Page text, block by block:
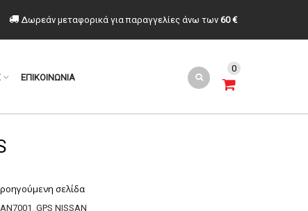
Δωρεάν μεταφορικά για παραγγελίες άνω των 60 €
ΕΠΙΚΟΙΝΩΝΙΑ
0
NISSAN
σελίδα